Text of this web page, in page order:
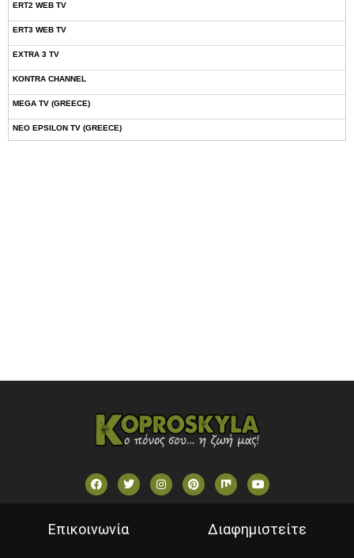
ERT2 WEB TV
ERT3 WEB TV
EXTRA 3 TV
KONTRA CHANNEL
MEGA TV (GREECE)
NEO EPSILON TV (GREECE)
Επικοινωνία Διαφημιστείτε